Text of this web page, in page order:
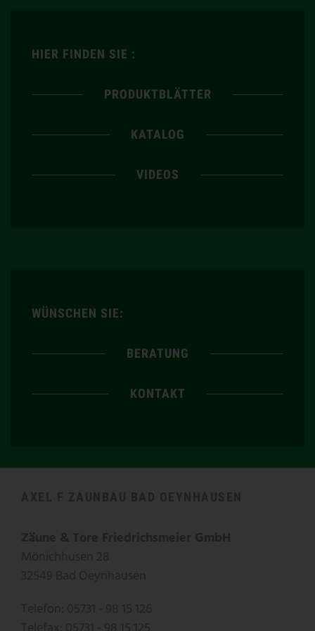
HIER FINDEN SIE :
PRODUKTBLÄTTER
KATALOG
VIDEOS
WÜNSCHEN SIE:
BERATUNG
KONTAKT